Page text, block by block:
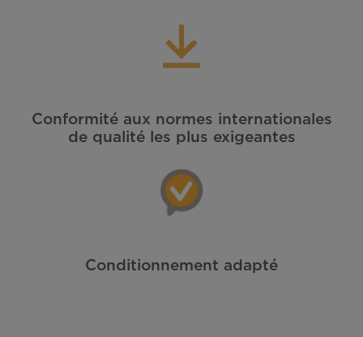
Conformité aux normes internationales
de qualité les plus exigeantes
Conditionnement adapté